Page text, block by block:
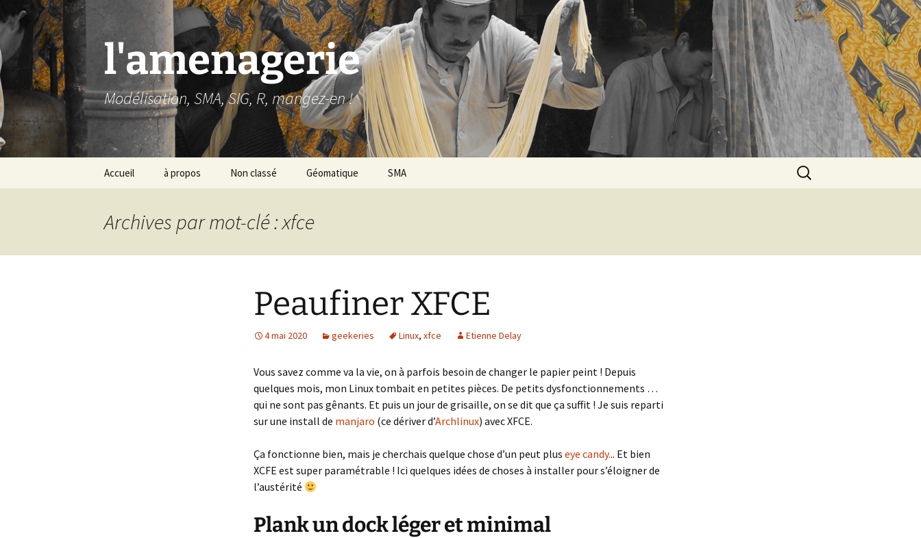
Aller
au
contenu
l'amenagerie
Modélisation, SMA, SIG, R, mangez-en !
Accueil à propos Non classé Géomatique SMA
Rechercher :
Archives par mot-clé : xfce
Peaufiner XFCE
4 mai 2020 geekeries Linux, xfce Etienne Delay
Vous savez comme va la vie, on à parfois besoin de changer le papier peint ! Depuis
quelques mois, mon Linux tombait en petites pièces. De petits dysfonctionnements …
qui ne sont pas gênants. Et puis un jour de grisaille, on se dit que ça suffit ! Je suis reparti
sur une install de manjaro (ce dériver d’Archlinux) avec XFCE.
Ça fonctionne bien, mais je cherchais quelque chose d’un peut plus eye candy... Et bien
XCFE est super paramétrable ! Ici quelques idées de choses à installer pour s’éloigner de
l’austérité
Plank un dock léger et minimal